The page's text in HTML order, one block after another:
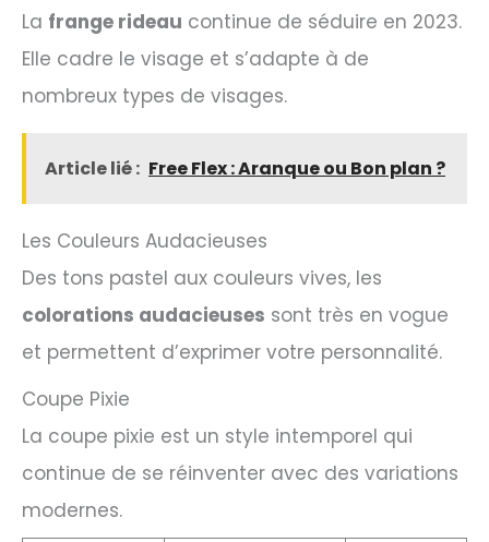
La frange rideau continue de séduire en 2023.
Elle cadre le visage et s’adapte à de
nombreux types de visages.
Article lié : Free Flex : Aranque ou Bon plan ?
Les Couleurs Audacieuses
Des tons pastel aux couleurs vives, les
colorations audacieuses sont très en vogue
et permettent d’exprimer votre personnalité.
Coupe Pixie
La coupe pixie est un style intemporel qui
continue de se réinventer avec des variations
modernes.